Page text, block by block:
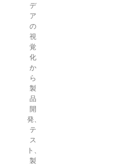
デ
ア
の
視
覚
化
か
ら
製
品
開
発、
テ
ス
ト、
製